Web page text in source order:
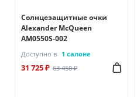
Солнцезащитные очки
Alexander McQueen
AM0550S-002
Доступно в 1 салоне
31 725 ₽ 63 450 ₽